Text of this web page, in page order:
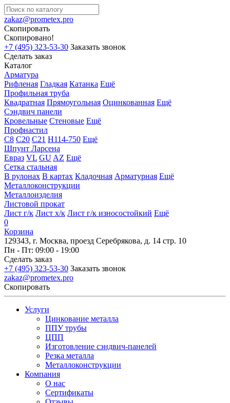
zakaz@prometex.pro
Скопировать
Скопировано!
+7 (495) 323-53-30 Заказать звонок
Сделать заказ
Каталог
Арматура
Рифленая Гладкая Катанка Ещё
Профильная труба
Квадратная Прямоугольная Оцинкованная Ещё
Сэндвич панели
Кровельные Стеновые Ещё
Профнастил
С8 С20 С21 Н114-750 Ещё
Шпунт Ларсена
Евраз VL GU AZ Ещё
Сетка стальная
В рулонах В картах Кладочная Арматурная Ещё
Металлоконструкции
Металлоизделия
Листовой прокат
Лист г/к Лист х/к Лист г/к износостойкий Ещё
0
Корзина
129343, г. Москва, проезд Серебрякова, д. 14 стр. 10
Пн - Пт: 09:00 - 19:00
Сделать заказ
+7 (495) 323-53-30 Заказать звонок
zakaz@prometex.pro
Скопировать
Услуги
Цинкование металла
ППУ трубы
ЦПП
Изготовление сэндвич-панелей
Резка металла
Металлоконструкции
Компания
О нас
Сертификаты